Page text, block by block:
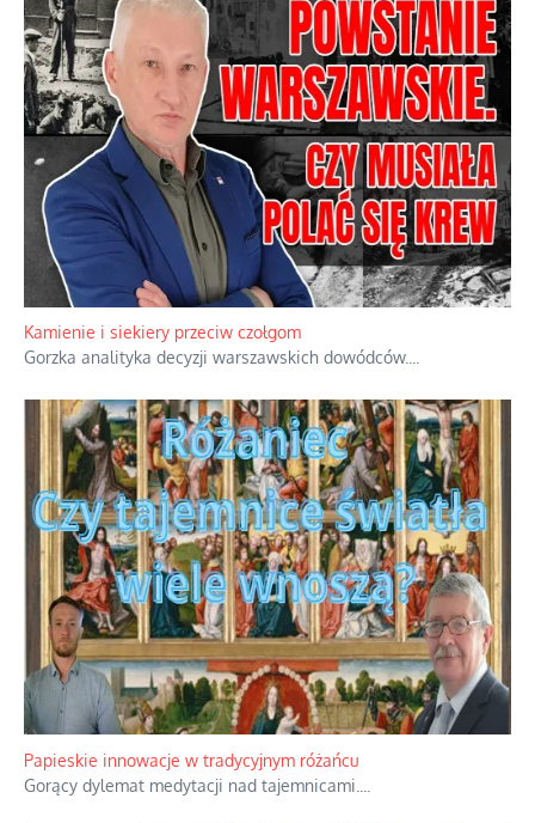
Kamienie i siekiery przeciw czołgom
Gorzka analityka decyzji warszawskich dowódców.
Papieskie innowacje w tradycyjnym różańcu
Gorący dylemat medytacji nad tajemnicami.